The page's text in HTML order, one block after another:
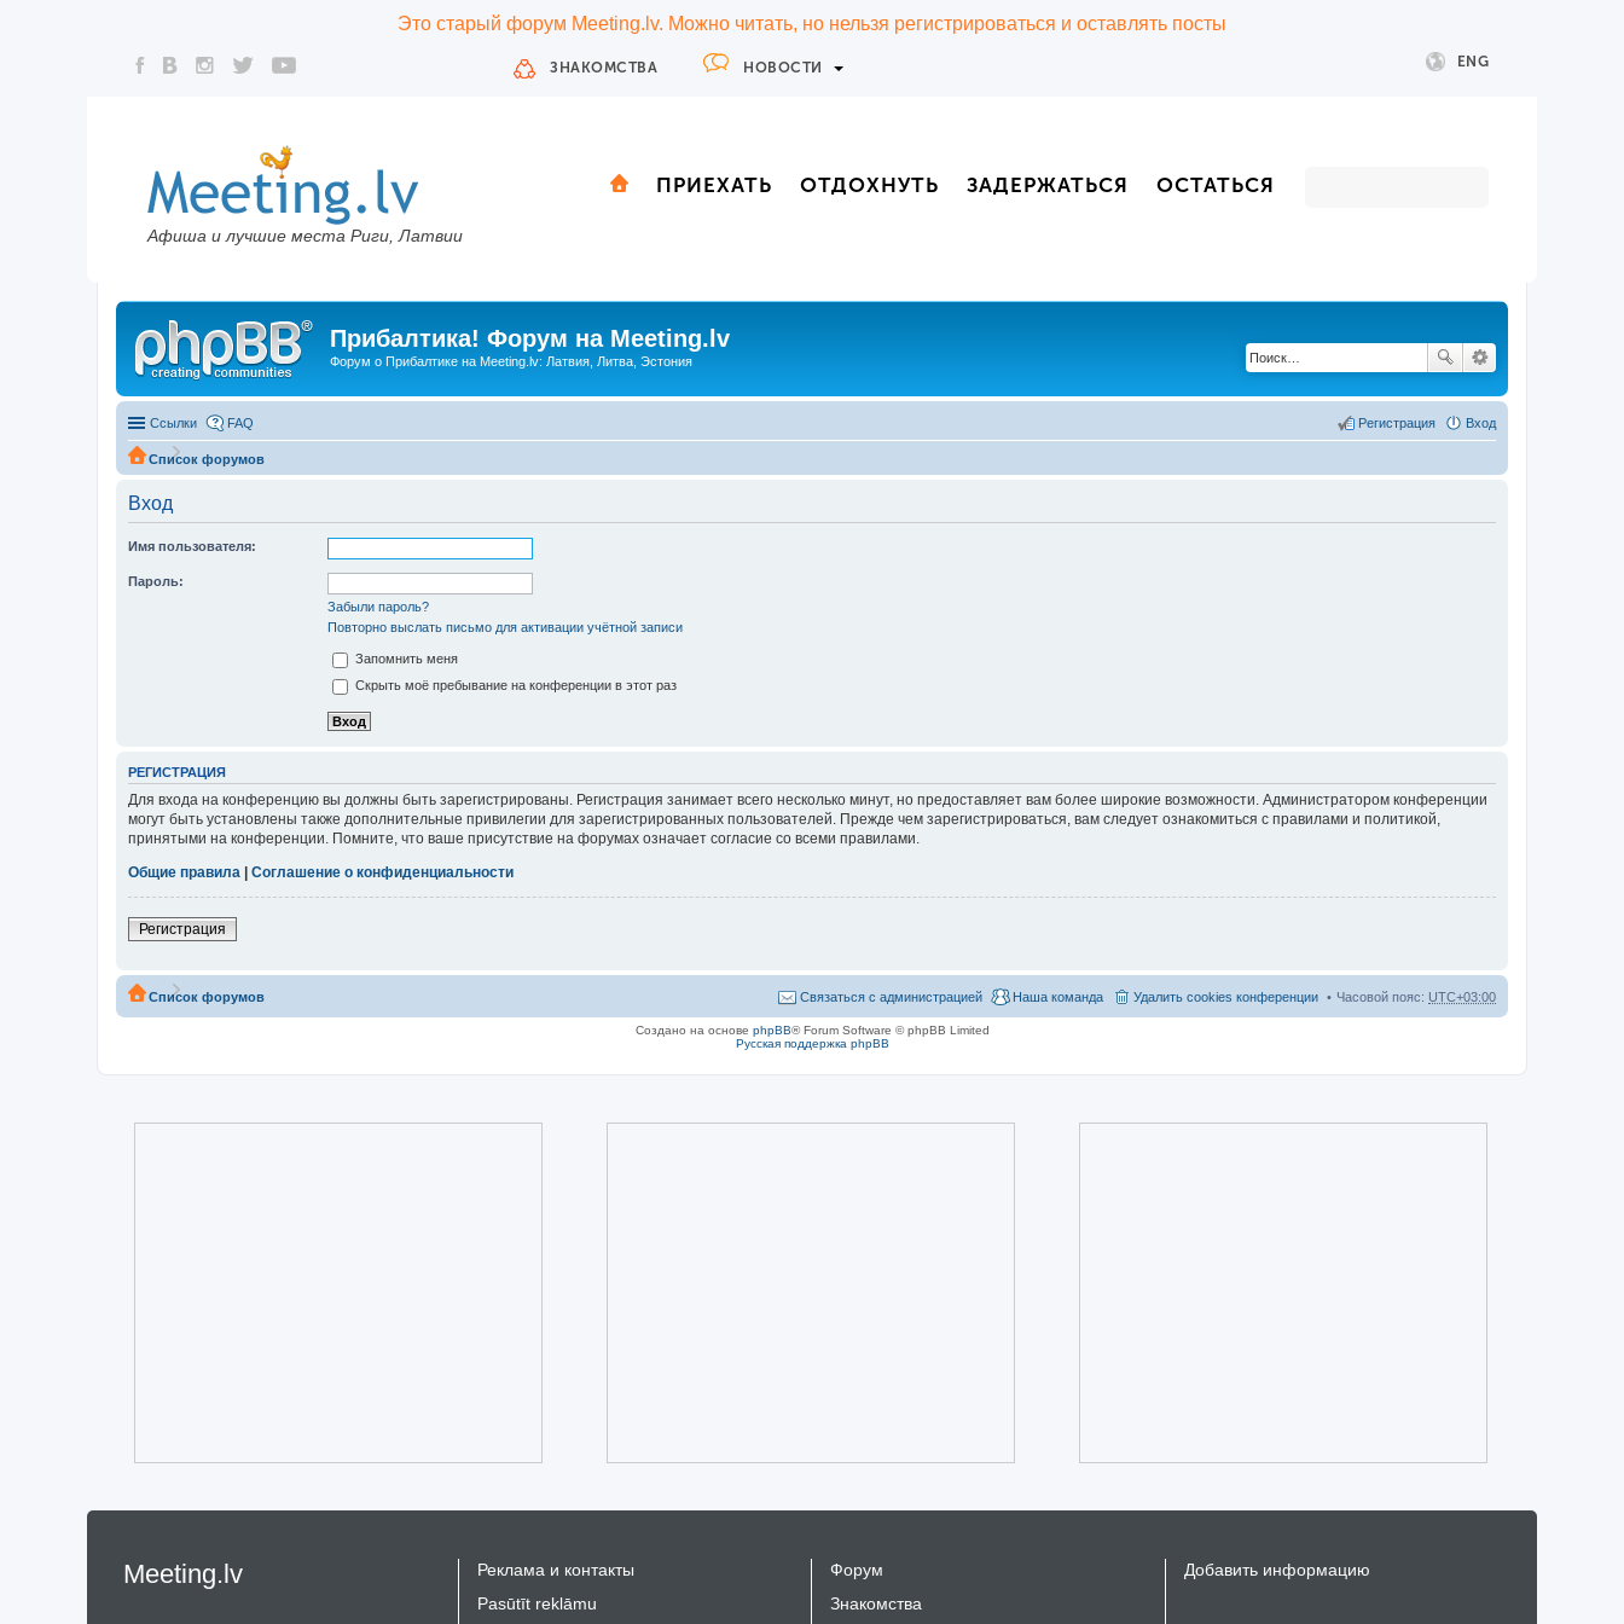
Это старый форум Meeting.lv. Можно читать, но нельзя регистрироваться и оставлять посты
ЗНАКОМСТВА НОВОСТИ ENG
Афиша и лучшие места Риги, Латвии
ПРИЕХАТЬ ОТДОХНУТЬ ЗАДЕРЖАТЬСЯ ОСТАТЬСЯ
Прибалтика! Форум на Meeting.lv
Форум о Прибалтике на Meeting.lv: Латвия, Литва, Эстония
Ссылки FAQ Вход
Регистрация
Список форумов
Вход
Имя пользователя:
Пароль:
Забыли пароль?
Повторно выслать письмо для активации учётной записи
Запомнить меня
Скрыть моё пребывание на конференции в этот раз
РЕГИСТРАЦИЯ
Для входа на конференцию вы должны быть зарегистрированы. Регистрация занимает всего несколько минут, но предоставляет вам более широкие возможности. Администратором конференции
могут быть установлены также дополнительные привилегии для зарегистрированных пользователей. Прежде чем зарегистрироваться, вам следует ознакомиться с правилами и политикой,
принятыми на конференции. Помните, что ваше присутствие на форумах означает согласие со всеми правилами.
Общие правила
Соглашение о конфиденциальности
Регистрация
Список форумов Часовой пояс: UTC+03:00
Удалить cookies конференции
Наша команда
Связаться с администрацией
Создано на основе phpBB® Forum Software © phpBB Limited
Русская поддержка phpBB
Meeting.lv
Реклама и контакты
Pasūtīt reklāmu
Форум
Знакомства
Добавить информацию